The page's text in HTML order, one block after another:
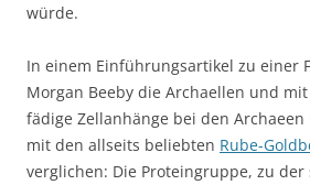
würde.
In einem Einführungsartikel zu einer
Morgan Beeby die Archaellen und
fädige Zellanhänge bei den
mit den allseits beliebten Rube-
verglichen: Die Proteingruppe, zu der